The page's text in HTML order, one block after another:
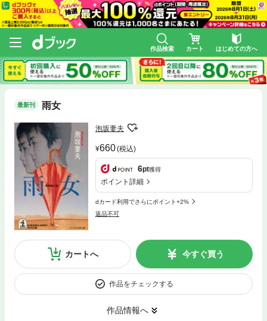
作品検索 カート はじめての方へ
最新刊 雨女
泡坂妻夫
660(税込)
6pt獲得
ポイント詳細
dカード利用でさらにポイント+2%
返品不可
カートへ 今すぐ買う
作品をチェックする
作品情報へ